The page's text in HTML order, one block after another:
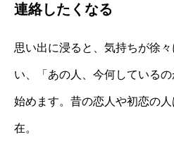
連絡したくなる
思い出に浸ると、気持ちが徐
い、「あの人、今何している
始めます。昔の恋人や初恋の
在。